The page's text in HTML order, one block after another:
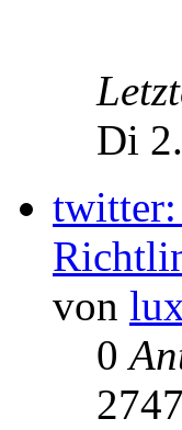
Di
twitter:
von
0